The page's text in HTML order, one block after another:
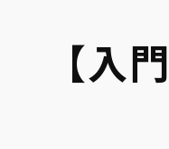
【入